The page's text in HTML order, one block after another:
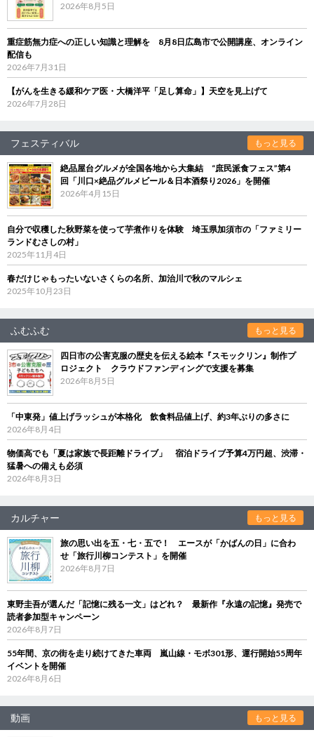
2026年8月5日
重症筋無力症への正しい知識と理解を 8月8日広島市で公開講座、オンライン
配信も
2026年7月31日
【がんを生きる緩和ケア医・大橋洋平「足し算命」】天空を見上げて
2026年7月28日
フェスティバル もっと見る
絶品屋台グルメが全国各地から大集結 “庶民派食フェス”第4
回「川口×絶品グルメビール＆日本酒祭り2026」を開催
2026年4月15日
自分で収穫した秋野菜を使って芋煮作りを体験 埼玉県加須市の「ファミリー
ランドむさしの村」
2025年11月4日
春だけじゃもったいないさくらの名所、加治川で秋のマルシェ
2025年10月23日
ふむふむ もっと見る
四日市の公害克服の歴史を伝える絵本『スモックリン』制作プ
ロジェクト クラウドファンディングで支援を募集
2026年8月5日
「中東発」値上げラッシュが本格化 飲食料品値上げ、約3年ぶりの多さに
2026年8月4日
物価高でも「夏は家族で長距離ドライブ」 宿泊ドライブ予算4万円超、渋滞・
猛暑への備えも必須
2026年8月3日
カルチャー もっと見る
旅の思い出を五・七・五で！ エースが「かばんの日」に合わ
せ「旅行川柳コンテスト」を開催
2026年8月7日
東野圭吾が選んだ「記憶に残る一文」はどれ？ 最新作『永遠の記憶』発売で
読者参加型キャンペーン
2026年8月7日
55年間、京の街を走り続けてきた車両 嵐山線・モボ301形、運行開始55周年
イベントを開催
2026年8月6日
動画 もっと見る